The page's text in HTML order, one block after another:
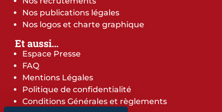
Nos publications légales
Nos logos et charte graphique
Et aussi…
Espace Presse
FAQ
Mentions Légales
Politique de confidentialité
Conditions Générales et règlements